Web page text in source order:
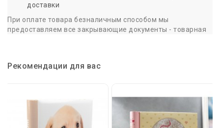
доставки
При оплате товара безналичным способом мы
предоставляем все закрывающие документы - товарная
При оплате наличными или переводе на банковскую карту
Для точности и качества, заказывайте товар заранее. Мы
совершаем доставку товара, только если заказ сделан до
Рекомендации для вас